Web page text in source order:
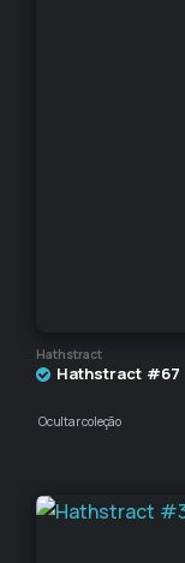
Hathstract
Hathstract #67
Ocultar coleção